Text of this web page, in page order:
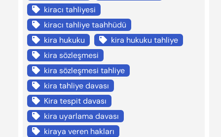
kiracı tahliyesi
kiracı tahliye taahhüdü
kira hukuku
kira hukuku tahliye
kira sözleşmesi
kira sözleşmesi tahliye
kira tahliye davası
Kira tespit davası
kira uyarlama davası
kiraya veren hakları